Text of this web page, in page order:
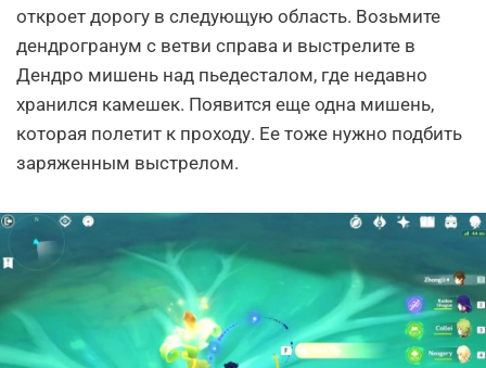
откроет дорогу в следующую область. Возьмите
дендрогранум с ветви справа и выстрелите в
Дендро мишень над пьедесталом, где недавно
хранился камешек. Появится еще одна мишень,
которая полетит к проходу. Ее тоже нужно подбить
заряженным выстрелом.